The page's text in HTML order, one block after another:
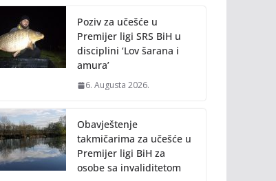
k k
Poziv za učešće u
Premijer ligi SRS BiH u
disciplini ‘Lov šarana i
amura’
6. Augusta 2026.
Obavještenje
takmičarima za učešće u
Premijer ligi BiH za
osobe sa invaliditetom